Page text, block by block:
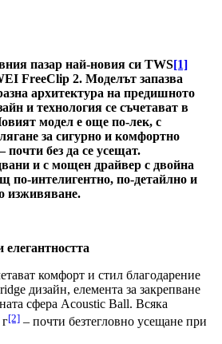
пазар най-новия си TWS[1]
FreeClip 2. Моделът запазва
архитектура на предишното
и технология се съчетават в
модел е още по-лек, с
за сигурно и комфортно
почти без да се усещат.
и с мощен драйвер с двойна
по-интелигентно, по-детайлно и
изживяване.
комфорт и стил благодарение
дизайн, елемента за закрепване
сфера Acoustic Ball. Всяка
[2] – почти безтегловно усещане при